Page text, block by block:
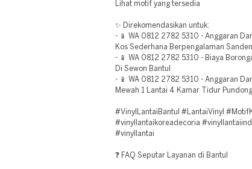
Lihat motif yang tersedia
✨ Direkomendasikan untuk:
- 📱 WA 0812 2782 5310 - Anggaran
Kos Sederhana Berpengalaman Sanden
- 📱 WA 0812 2782 5310 - Biaya
Di Sewon Bantul
- 📱 WA 0812 2782 5310 - Anggaran
Mewah 1 Lantai 4 Kamar Tidur Pundong
#VinylLantaiBantul #LantaiVinyl
#vinyllantaikoreadecoria
#vinyllantai
❓ FAQ Seputar Layanan di Bantul